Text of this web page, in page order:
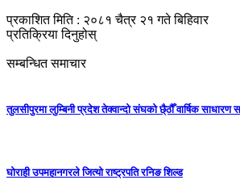
प्रकाशित मिति : २०८१ चैत्र २१ गते बिहिवार
प्रतिक्रिया दिनुहोस्
सम्बन्धित समाचार
तुलसीपुरमा लुम्बिनी प्रदेश तेक्वान्दो संघको छै्ठौँ वार्षिक
घोराही उपमहानगरले जित्यो राष्ट्रपति रनिङ शिल्ड